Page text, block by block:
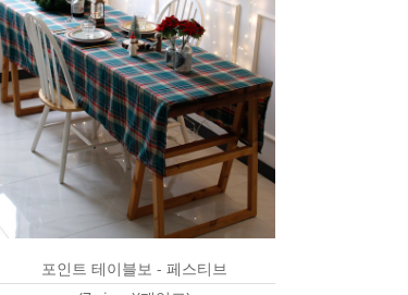
포인트 테이블보 - 페스티브